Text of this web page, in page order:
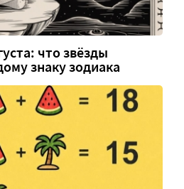
что звёзды
знаку зодиака